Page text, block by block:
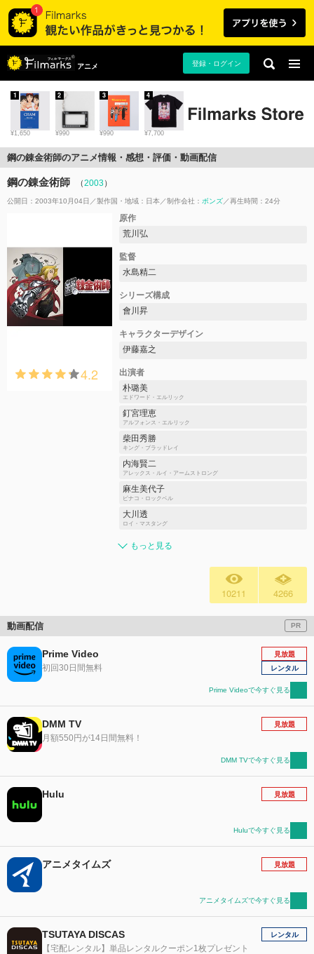
アニメ 登録・ログイン
¥1,650
1
¥990
2
¥990
3
¥7,700
4
鋼の錬金術師のアニメ情報・感想・評価・動画配信
鋼の錬金術師 （2003）
公開日：2003年10月04日 製作国・地域： 日本 制作会社： ボンズ 再生時間：24分
4.2
原作
荒川弘
監督
水島精二
シリーズ構成
會川昇
キャラクターデザイン
伊藤嘉之
出演者
朴璐美
エドワード・エルリック
釘宮理恵
アルフォンス・エルリック
柴田秀勝
キング・ブラッドレイ
内海賢二
アレックス・ルイ・アームストロング
麻生美代子
ピナコ・ロックベル
大川透
ロイ・マスタング
もっと見る
10211 4266
動画配信 PR
Prime Video
初回30日間無料
見放題
レンタル
Prime Videoで今すぐ見る
DMM TV
月額550円が14日間無料！
見放題
DMM TVで今すぐ見る
Hulu 見放題
Huluで今すぐ見る
アニメタイムズ 見放題
アニメタイムズで今すぐ見る
TSUTAYA DISCAS
【宅配レンタル】単品レンタルクーポン1枚プレゼント
レンタル